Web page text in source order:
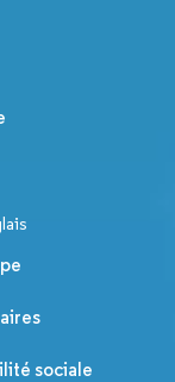
sociale